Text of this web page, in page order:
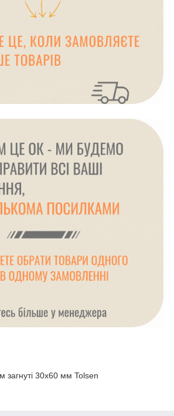
загнуті 30х60 мм Tolsen